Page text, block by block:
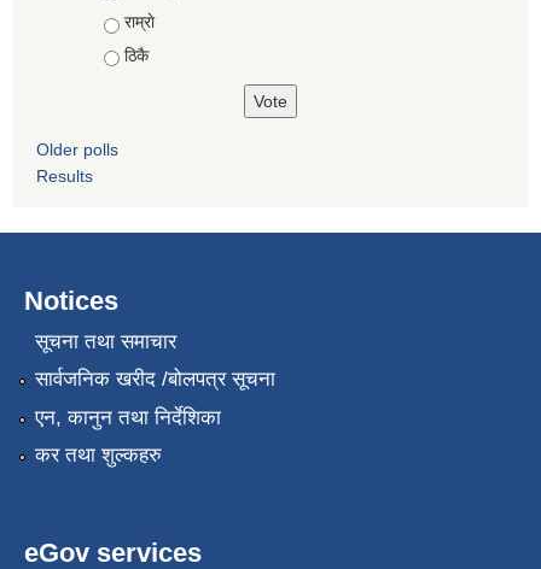
राम्राे
ठिकै
Older polls
Results
Notices
सूचना तथा समाचार
सार्वजनिक खरीद /बोलपत्र सूचना
एन, कानुन तथा निर्देशिका
कर तथा शुल्कहरु
eGov services